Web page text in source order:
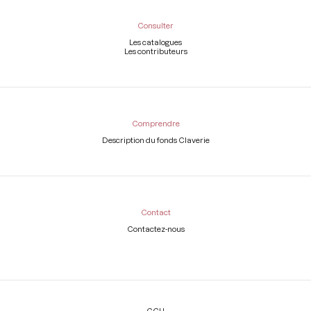
Consulter
Les catalogues
Les contributeurs
Comprendre
Description du fonds Claverie
Contact
Contactez-nous
Légal